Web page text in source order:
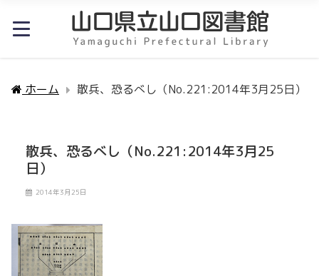
ホーム 散兵、恐るべし（No.221:2014年3月25日）
散兵、恐るべし（No.221:2014年3月25
日）
2014年3月25日